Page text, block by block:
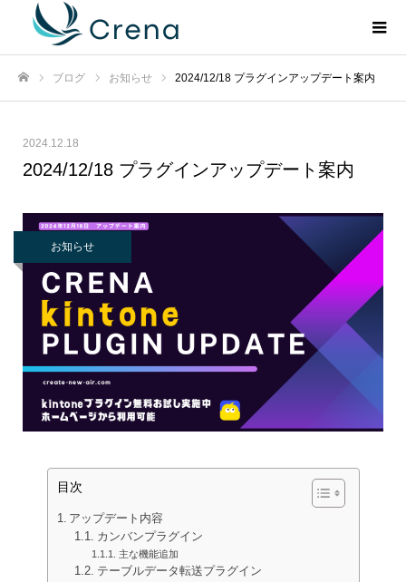
ブログ お知らせ 2024/12/18 プラグインアップデート案内
2024.12.18
2024/12/18 プラグインアップデート案内
お知らせ
目次
アップデート内容
カンバンプラグイン
主な機能追加
テーブルデータ転送プラグイン